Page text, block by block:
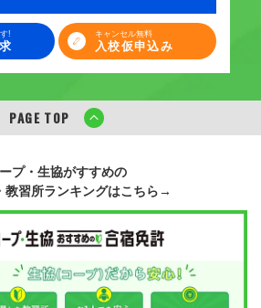
! キャンセル無料
入校仮申込み
PAGE TOP
プ・生協がすすめの
教習所ランキングはこちら→